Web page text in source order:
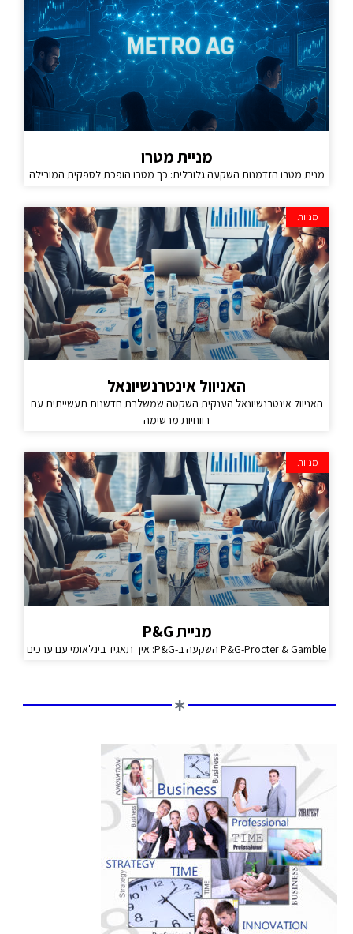
מניית מטרו
מנית מטרו הזדמנות השקעה גלובלית: כך מטרו הופכת לספקית המובילה
מניות
האניוול אינטרנשיונאל
האניוול אינטרנשיונאל הענקית השקטה שמשלבת חדשנות תעשייתית עם
רווחיות מרשימה
מניות
מניית P&G
P&G-Procter & Gamble השקעה ב-P&G: איך תאגיד בינלאומי עם ערכים